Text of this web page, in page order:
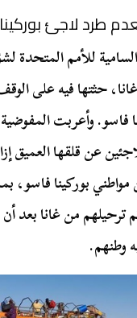
طرد لاجئ
للأمم المتحدة
حثتها فيه على
فاسو. وأعربت
عن قلقها العميق
بوركينا فاسو،
ترحيلهم من غانا بعد
وطنهم.